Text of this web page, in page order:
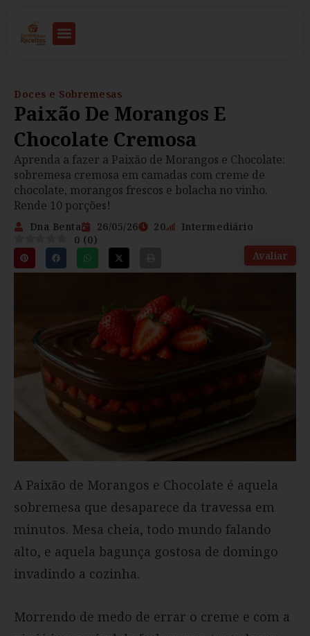
Doces e Sobremesas
Paixão De Morangos E
Chocolate Cremosa
Aprenda a fazer a Paixão de Morangos e Chocolate:
sobremesa cremosa em camadas com creme de
chocolate, morangos frescos e bolacha no vinho.
Rende 10 porções!
Dna Benta 26/05/26 20
Intermediário
0 (0)
Avaliar
A Paixão de Morangos e Chocolate é aquela
sobremesa que desaparece da travessa em
minutos. Mesa cheia, todo mundo falando
alto, e aquela bagunça gostosa de domingo
invadindo a cozinha.
Morrendo de medo de errar o creme e com a